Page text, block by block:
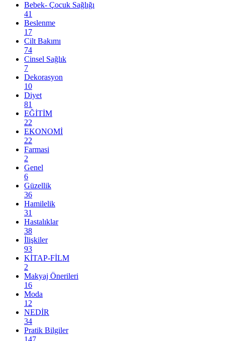
Bebek- Çocuk Sağlığı
41
Beslenme
17
Cilt Bakımı
74
Cinsel Sağlık
7
Dekorasyon
10
Diyet
81
EĞİTİM
22
EKONOMİ
22
Farmasi
2
Genel
6
Güzellik
36
Hamilelik
31
Hastalıklar
38
İlişkiler
93
KİTAP-FİLM
2
Makyaj Önerileri
16
Moda
12
NEDİR
34
Pratik Bilgiler